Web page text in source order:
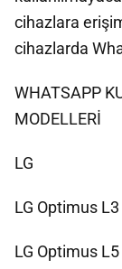
cihazlara
cihazlarda
WHATSAPP
MODELLERİ
LG
LG Optimus L3
LG Optimus L5